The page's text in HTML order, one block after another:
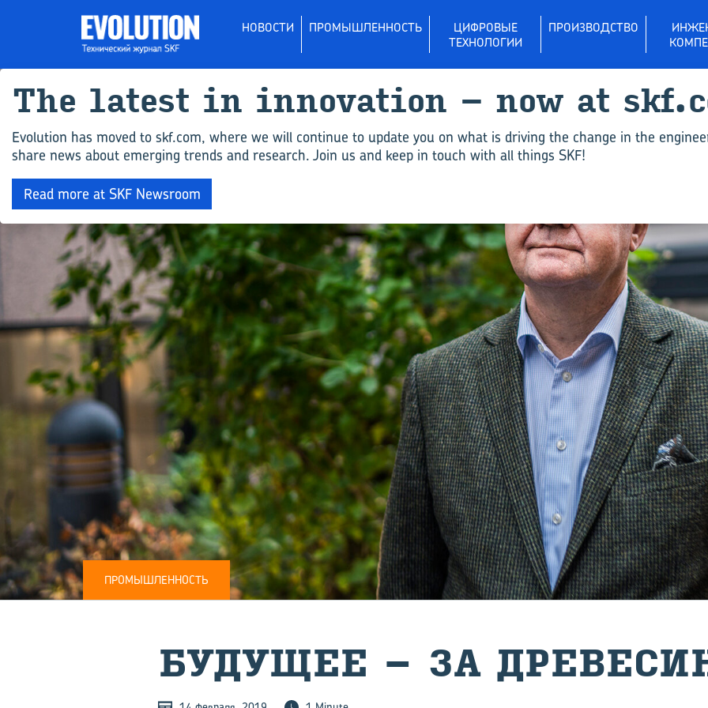
НОВОСТИ ПРОМЫШЛЕННОСТЬ
ЦИФРОВЫЕ
ТЕХНОЛОГИИ
ПРОИЗВОДСТВО
ПРОМЫШЛЕННОСТЬ
БУ­ДУ­ЩЕЕ – ЗА
The latest in innovation – now at
Evolution has moved to skf.com, where we will continue to update you on what is driving the change in the
share news about emerging trends and research. Join us and keep in touch with all things SKF!
Read more at SKF Newsroom